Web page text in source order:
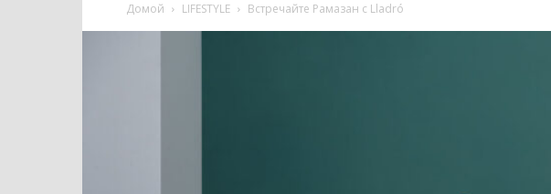
Домой LIFESTYLE Встречайте Рамазан с Lladró